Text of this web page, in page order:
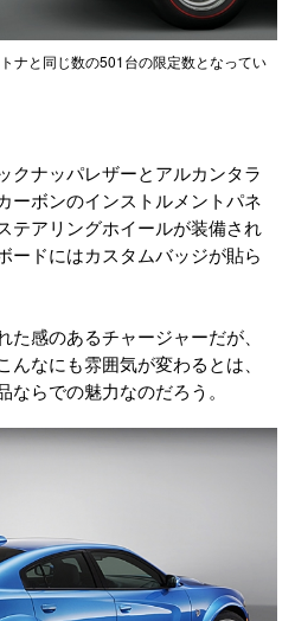
ナと同じ数の501台の限定数となってい
ナッパレザーとアルカンタラ
ーボンのインストルメントパネ
テアリングホイールが装備され
ードにはカスタムバッジが貼ら
感のあるチャージャーだが、
なにも雰囲気が変わるとは、
らでの魅力なのだろう。